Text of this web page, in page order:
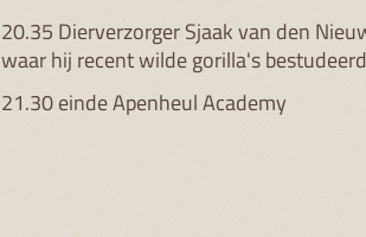
20.35 Dierverzorger Sjaak van den
waar hij recent wilde gorilla's
21.30 einde Apenheul Academy